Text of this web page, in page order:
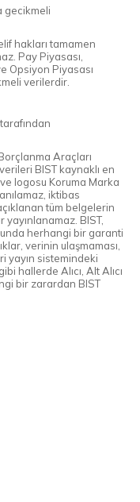
gecikmeli
hakları tamamen
Pay Piyasası,
Opsiyon Piyasası
verilerdir.
Araçları
BIST kaynaklı en
logosu Koruma Marka
iktibas
tüm belgelerin
BIST,
herhangi bir garanti
verinin ulaşmaması,
yayın sistemindeki
hallerde Alıcı, Alt Alıcı
bir zarardan BIST